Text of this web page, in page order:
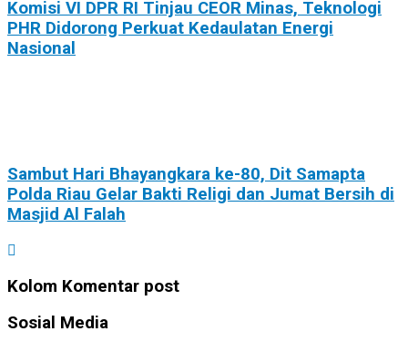
Komisi VI DPR RI Tinjau CEOR Minas, Teknologi
PHR Didorong Perkuat Kedaulatan Energi
Nasional
Sambut Hari Bhayangkara ke-80, Dit Samapta
Polda Riau Gelar Bakti Religi dan Jumat Bersih di
Masjid Al Falah
Kolom Komentar post
Sosial Media